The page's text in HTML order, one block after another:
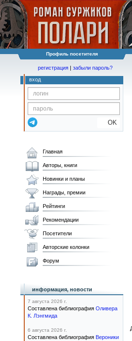
Профиль посетителя
регистрация | забыли пароль?
вход
OK
Главная
Авторы, книги
Новинки и планы
Награды, премии
Рейтинги
Рекомендации
Посетители
Авторские колонки
Форум
информация, новости
7 августа 2026 г.
Составлена библиография Оливера
К. Лэнгмида
6 августа 2026 г.
Составлена библиография Вероники